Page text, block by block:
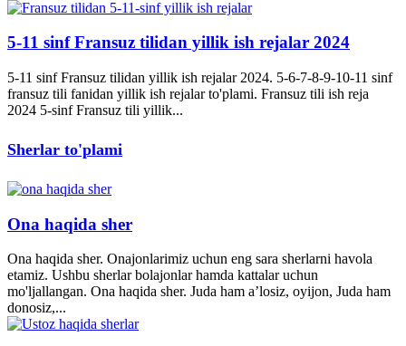
5-11 sinf Fransuz tilidan yillik ish rejalar 2024
5-11 sinf Fransuz tilidan yillik ish rejalar 2024. 5-6-7-8-9-10-11 sinf
fransuz tili fanidan yillik ish rejalar to'plami. Fransuz tili ish reja
2024 5-sinf Fransuz tili yillik...
Sherlar to'plami
Ona haqida sher
Ona haqida sher. Onajonlarimiz uchun eng sara sherlarni havola
etamiz. Ushbu sherlar bolajonlar hamda kattalar uchun
mo'ljallangan. Ona haqida sher. Juda ham a’losiz, oyijon, Juda ham
donosiz,...